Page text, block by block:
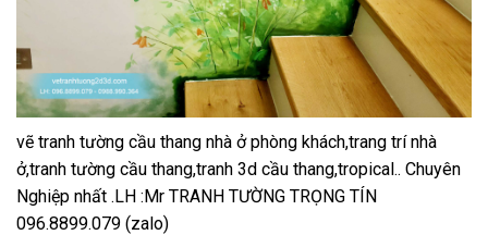
vẽ tranh tường cầu thang nhà ở phòng khách,trang trí nhà
ở,tranh tường cầu thang,tranh 3d cầu thang,tropical.. Chuyên
Nghiệp nhất .LH :Mr TRANH TƯỜNG TRỌNG TÍN
096.8899.079 (zalo)